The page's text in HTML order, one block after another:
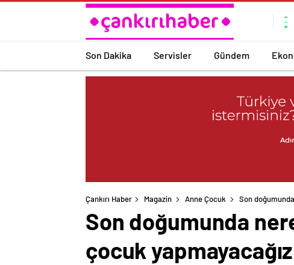
Son Dakika Servisler Gündem
Çankırı Haber Magazin Anne Çocuk Son
Son doğumunda
çocuk yapmayacağız